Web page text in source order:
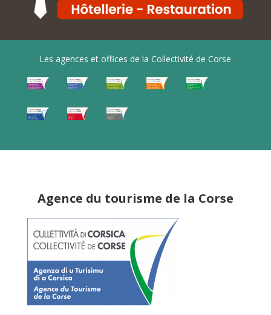
Les agences et offices de la Collectivité de Corse
Agence du tourisme de la Corse